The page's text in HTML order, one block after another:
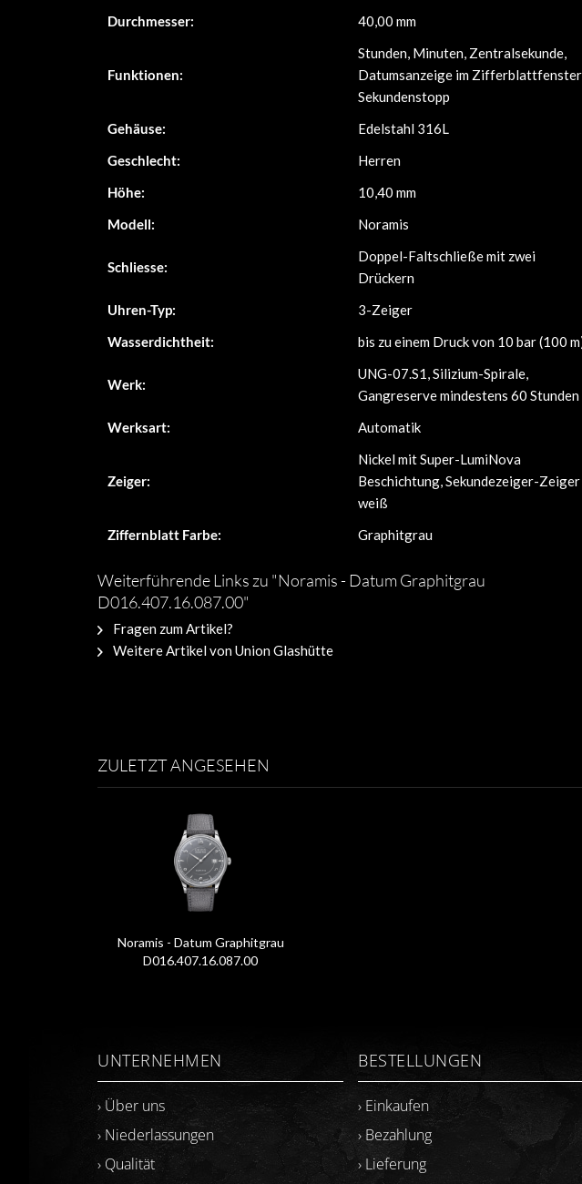
Durchmesser:
40,00 mm
Funktionen:
Stunden, Minuten, Zentralsekunde,
Datumsanzeige im
Sekundenstopp
Gehäuse:
Edelstahl 316L
Geschlecht:
Herren
Höhe:
10,40 mm
Modell:
Noramis
Schliesse:
Doppel-Faltschließe mit zwei
Drückern
Uhren-Typ:
3-Zeiger
Wasserdichtheit:
bis zu einem Druck von 10 bar (100
Werk:
UNG-07.S1, Silizium-Spirale,
Gangreserve mindestens 60 Stunden
Werksart:
Automatik
Zeiger:
Nickel mit Super-LumiNova
Beschichtung, Sekundezeiger-Zeiger
weiß
Ziffernblatt Farbe:
Graphitgrau
Weiterführende Links zu "Noramis - Datum Graphitgrau
D016.407.16.087.00"
Fragen zum Artikel?
Weitere Artikel von Union Glashütte
ZULETZT ANGESEHEN
Noramis - Datum Graphitgrau
D016.407.16.087.00
UNTERNEHMEN
› Über uns
› Niederlassungen
› Qualität
BESTELLUNGEN
› Einkaufen
› Bezahlung
› Lieferung